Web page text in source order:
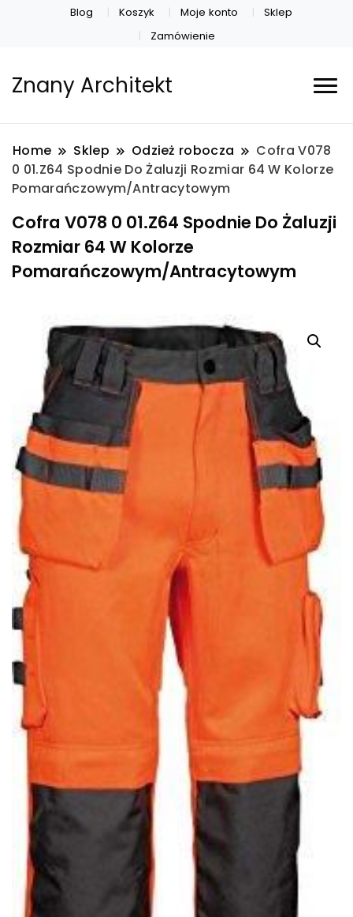
Blog Koszyk Moje konto
Sklep
Zamówienie
Znany Architekt
Home Sklep Odzież robocza
Cofra V078
0 01.Z64 Spodnie Do Żaluzji Rozmiar 64 W Kolorze
Pomarańczowym/Antracytowym
Cofra V078 0 01.Z64 Spodnie Do Żaluzji
Rozmiar 64 W Kolorze
Pomarańczowym/Antracytowym